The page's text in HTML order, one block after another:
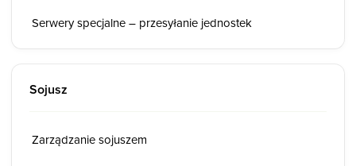
Serwery specjalne – przesyłanie jednostek
Sojusz
Zarządzanie sojuszem